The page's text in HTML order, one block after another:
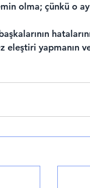
olma; çünkü o
eleştiri yapmanın